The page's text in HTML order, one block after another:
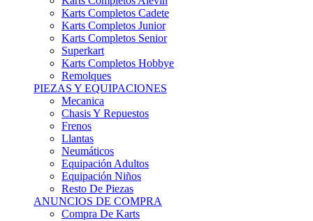
Karts Completos Cadete
Karts Completos Junior
Karts Completos Senior
Superkart
Karts Completos Hobbye
Remolques
PIEZAS Y EQUIPACIONES
Mecanica
Chasis Y Repuestos
Frenos
Llantas
Neumáticos
Equipación Adultos
Equipación Niños
Resto De Piezas
ANUNCIOS DE COMPRA
Compra De Karts